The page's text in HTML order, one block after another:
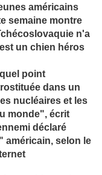
américains
semaine montre
n'a
un chien héros
point
dans un
nucléaires et les
monde", écrit
déclaré
américain, selon le